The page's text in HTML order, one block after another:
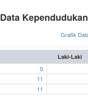
Data
Grafik
Laki-Laki
0
11
11